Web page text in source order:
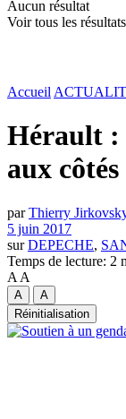
Aucun résultat
Voir tous les résultats
Accueil
Hérault :
aux
par Thierry
5 juin 2017
sur DEPECHE,
Temps de lecture: 2
A A
A
A
Réinitialisation